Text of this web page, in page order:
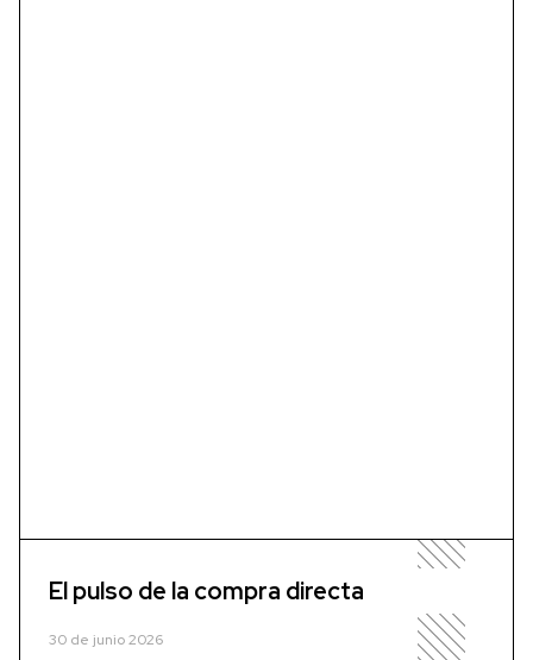
El pulso de la compra directa
30 de junio 2026